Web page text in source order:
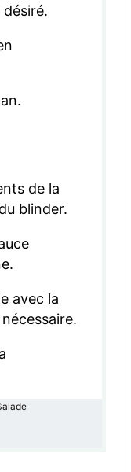
de la
blinder.
avec la